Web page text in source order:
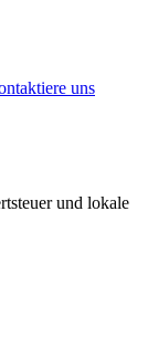
uns
und lokale